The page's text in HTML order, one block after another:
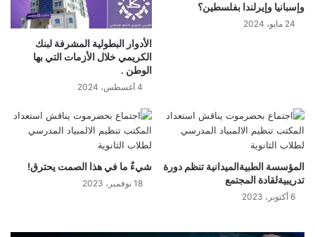
وإسبانيا وإيرلندا بفلسطين؟
24 مايو، 2024
الأدوار البطولية المشرفة لبنك
الكريمي خلال الأزمات التي بها
الوطن .
4 أغسطس، 2024
المؤسسة الطبيةالميدانية تنظم دورة
تدريبيةلقادة المجتمع
6 أكتوبر، 2023
شيءٌ ما في هذا الصمت يحترق!
18 نوفمبر، 2023